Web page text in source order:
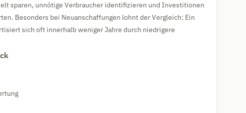
sparen, unnötige Verbraucher identifizieren und Investitionen
Besonders bei Neuanschaffungen lohnt der Vergleich: Ein
sich oft innerhalb weniger Jahre durch niedrigere